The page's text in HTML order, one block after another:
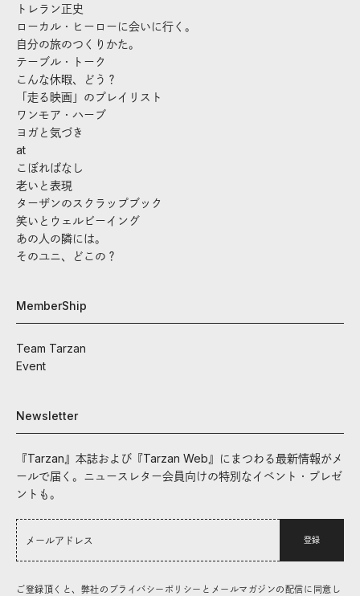
トレラン正史
ローカル・ヒーローに会いに行く。
自分の旅のつくりかた。
テーブル・トーク
こんな休暇、どう？
「走る映画」のプレイリスト
ワンモア・ハーブ
ヨガと気づき
at
こぼればなし
老いと表現
ターザンのスクラップブック
笑いとウェルビーイング
あの人の隣には。
そのユニ、どこの？
MemberShip
Team Tarzan
Event
Newsletter
『Tarzan』本誌および『Tarzan Web』にまつわる最新情報がメ
ールで届く。ニュースレター会員向けの特別なイベント・プレゼ
ントも。
登録
ご登録頂くと、弊社のプライバシーポリシーとメールマガジンの配信に同意し